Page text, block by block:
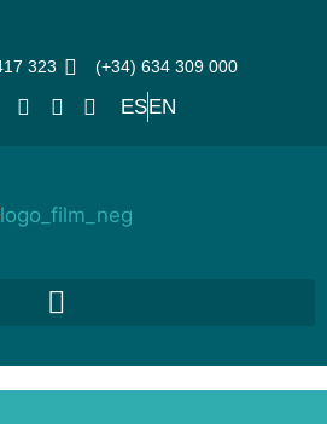
323 (+34) 634 309 000
ESEN